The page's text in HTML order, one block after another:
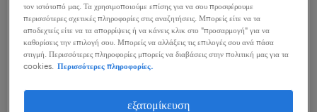
αχαρνές, αττική, attica
μόνιμη
τον ιστότοπό μας. Τα χρησιμοποιούμε επίσης για να σου προσφέρουμε
περισσότερες σχετικές πληροφορίες στις αναζητήσεις. Μπορείς είτε να τα
αποδεχτείς είτε να τα απορρίψεις ή να κάνεις κλικ στο "προσαρμογή" για να
καθορίσεις την επιλογή σου. Μπορείς να αλλάξεις τις επιλογές σου ανά πάσα
στιγμή. Περισσότερες πληροφορίες μπορείς να διαβάσεις στην πολιτική μας για τα
cookies.
Περισσότερες πληροφορίες.
εξατομίκευση